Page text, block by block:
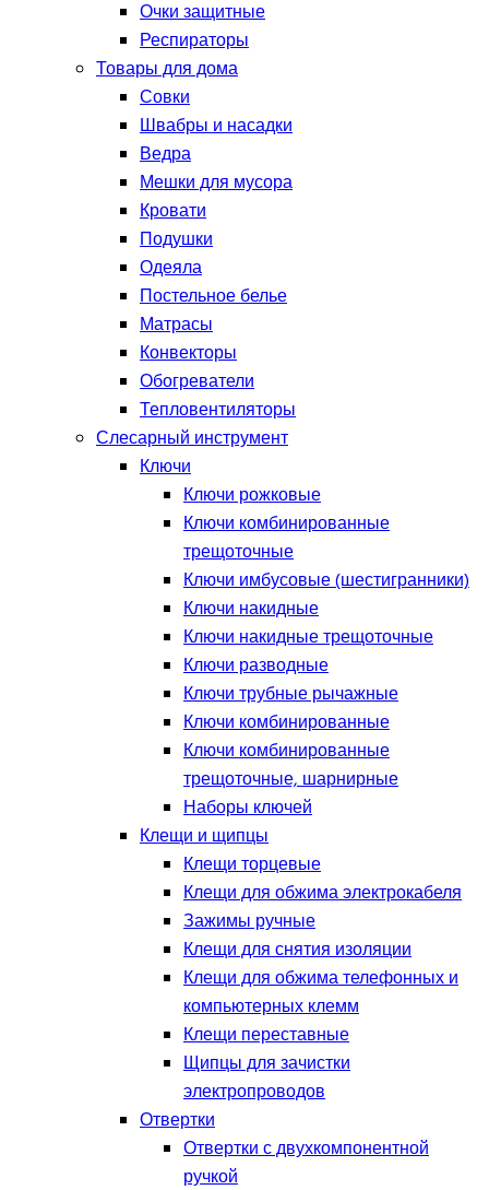
Очки защитные
Респираторы
Товары для дома
Совки
Швабры и насадки
Ведра
Мешки для мусора
Кровати
Подушки
Одеяла
Постельное белье
Матрасы
Конвекторы
Обогреватели
Тепловентиляторы
Слесарный инструмент
Ключи
Ключи рожковые
Ключи комбинированные
трещоточные
Ключи имбусовые (шестигранники)
Ключи накидные
Ключи накидные трещоточные
Ключи разводные
Ключи трубные рычажные
Ключи комбинированные
Ключи комбинированные
трещоточные, шарнирные
Наборы ключей
Клещи и щипцы
Клещи торцевые
Клещи для обжима электрокабеля
Зажимы ручные
Клещи для снятия изоляции
Клещи для обжима телефонных и
компьютерных клемм
Клещи переставные
Щипцы для зачистки
электропроводов
Отвертки
Отвертки с двухкомпонентной
ручкой